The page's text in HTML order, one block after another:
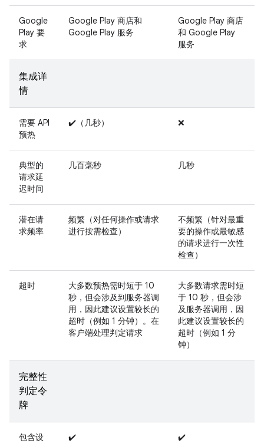
Google
Play 要
求
Google Play 商店和
Google Play 服务
Google Play 商店
和 Google Play
服务
集成详
情
需要 API
预热
✔️（几秒） ❌
典型的
请求延
迟时间
几百毫秒 几秒
潜在请
求频率
频繁（对任何操作或请求
进行按需检查）
不频繁（针对最重
要的操作或最敏感
的请求进行一次性
检查）
超时
大多数预热需时短于 10
秒，但会涉及到服务器调
用，因此建议设置较长的
超时（例如 1 分钟）。在
客户端处理判定请求
大多数请求需时短
于 10 秒，但会涉
及服务器调用，因
此建议设置较长的
超时（例如 1 分
钟）
完整性
判定令
牌
包含设
✔️ ✔️